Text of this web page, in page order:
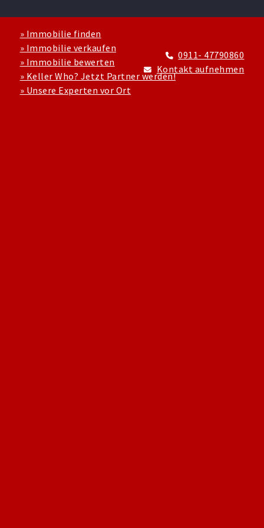
» Immobilie finden
» Immobilie verkaufen
» Immobilie bewerten
» Keller Who? Jetzt Partner werden!
» Unsere Experten vor Ort
0911- 47790860
Kontakt aufnehmen